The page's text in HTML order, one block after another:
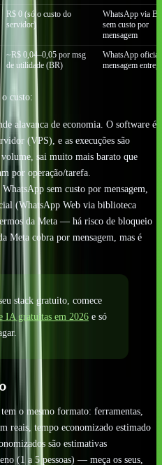
R$ 0 (só o custo do
servidor)
WhatsApp via
sem custo por
mensagem
~R$ 0,04–0,05 por msg
de utilidade (BR)
WhatsApp
mensagem
custo:
alavanca de economia. O software é
(VPS), e as execuções são
sai muito mais barato que
por operação/tarefa.
sem custo por mensagem,
(WhatsApp Web via biblioteca
da Meta — há risco de bloqueio
Meta cobra por mensagem, mas é
stack gratuito, comece
IA gratuitas em 2026 e só
o mesmo formato: ferramentas,
reais, tempo economizado estimado
são estimativas
(1 a 5 pessoas) — meça os seus,